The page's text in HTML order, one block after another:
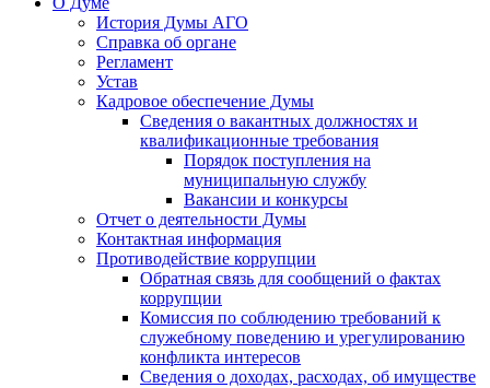
История Думы АГО
Справка об органе
Регламент
Устав
Кадровое обеспечение Думы
Сведения о вакантных должностях и
квалификационные требования
Порядок поступления на
муниципальную службу
Вакансии и конкурсы
Отчет о деятельности Думы
Контактная информация
Противодействие коррупции
Обратная связь для сообщений о фактах
коррупции
Комиссия по соблюдению требований к
служебному поведению и урегулированию
конфликта интересов
Сведения о доходах, расходах, об имуществе